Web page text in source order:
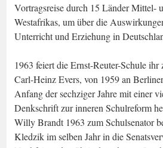
Vortragsreise durch 15 Länder Mittel-
Westafrikas, um über die
Unterricht und Erziehung in
1963 feiert die Ernst-Reuter-Schule ihr
Carl-Heinz Evers, von 1959 an
Anfang der sechziger Jahre mit einer
Denkschrift zur inneren Schulreform
Willy Brandt 1963 zum Schulsenator
Kledzik im selben Jahr in die